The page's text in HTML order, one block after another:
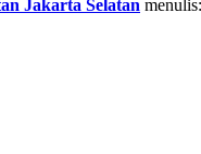
Jakarta Selatan menulis: